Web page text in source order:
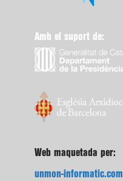
Amb el suport de:
Web maquetada per:
unmon-informatic.com